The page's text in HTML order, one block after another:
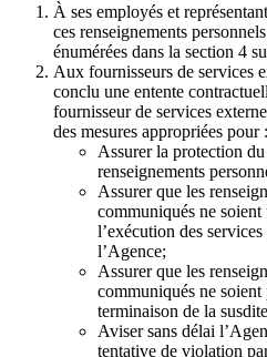
À ses employés et
ces renseignements
énumérées dans la section 4
Aux fournisseurs de services
conclu une entente
fournisseur de services
des mesures appropriées pour :
Assurer la protection
renseignements
Assurer que les
communiqués ne
l’exécution des
l’Agence;
Assurer que les
communiqués ne soient
terminaison de la
Aviser sans délai
tentative de violation